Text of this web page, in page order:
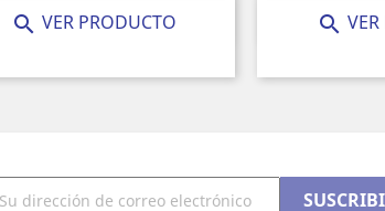
Precio
25,00 €
 VER PRODUCTO 